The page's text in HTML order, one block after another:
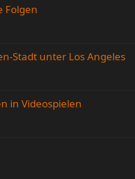
Folgen
Stadt unter Los Angeles
in Videospielen